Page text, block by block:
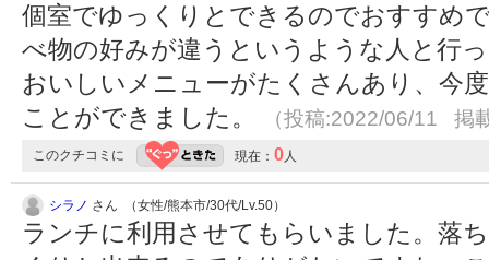
個室でゆっくりとできるのでおすすめ
べ物の好みが違うというような人と行
おいしいメニューがたくさんあり、今
ことができました。
（投稿:2022/06/11 掲
このクチコミに 現在： 0人
シラノ さん （女性/熊本市/30代/Lv.50）
ランチに利用させてもらいました。落